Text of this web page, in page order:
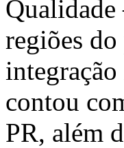
regiões do
contou
PR, além